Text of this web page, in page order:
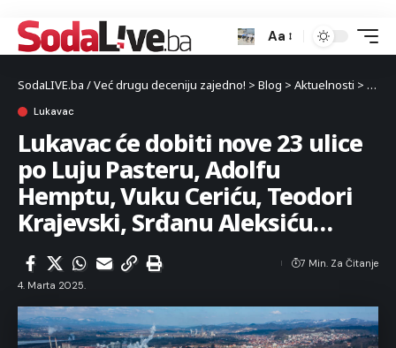
Aa
SodaLIVE.ba / Već drugu deceniju zajedno! > Blog > Aktuelnosti >
Lukavac
Lukavac će dobiti nove 23 ulice
po Luju Pasteru, Adolfu
Hemptu, Vuku Ceriću, Teodori
Krajevski, Srđanu Aleksiću…
4. Marta 2025.
7 Min. Za Čitanje